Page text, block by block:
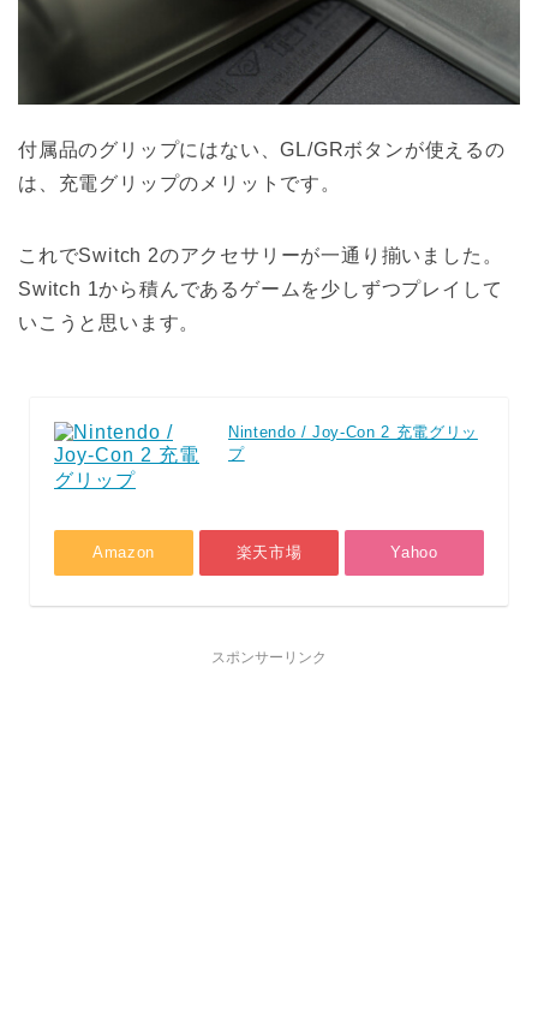
付属品のグリップにはない、GL/GRボタンが使えるの
は、充電グリップのメリットです。
これでSwitch 2のアクセサリーが一通り揃いました。
Switch 1から積んであるゲームを少しずつプレイして
いこうと思います。
Nintendo / Joy-Con 2 充電グリッ
プ
Amazon 楽天市場 Yahoo
スポンサーリンク